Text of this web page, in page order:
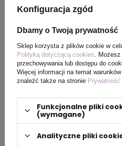
Wymiary
produktu
PAKOWANIE
Wymiary
kartonu
zewnętrznego
101 x
Konfiguracja zgód
Dbamy o Twoją prywatność
Sklep korzysta z plików cookie w
Polityką dotyczącą cookies .
przechowywania lub dostępu do
Więcej informacji na temat
znaleźć także na stronie
Funkcjonalne pliki
(wymagane)
Analityczne pliki